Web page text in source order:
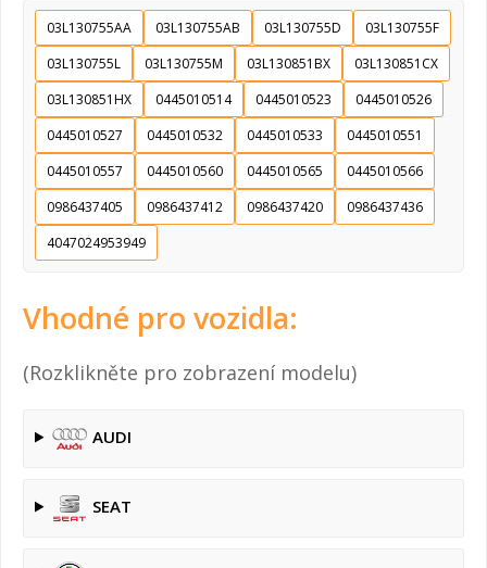
03L130755AA 03L130755AB 03L130755D
03L130755F
03L130755L
03L130755M 03L130851BX
03L130851CX
03L130851HX
0445010514 0445010523
0445010526
0445010527
0445010532 0445010533
0445010551
0445010557
0445010560 0445010565
0445010566
0986437405
0986437412 0986437420
0986437436
4047024953949
Vhodné pro vozidla:
(Rozklikněte pro zobrazení modelu)
AUDI
SEAT